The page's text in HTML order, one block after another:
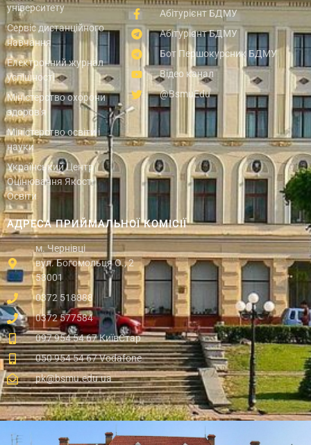
АДРЕСА ПРИЙМАЛЬНОЇ КОМІСІЇ
м. Чернівці
вул. Богомольця О., 2
58001
0372 518888
0372 577584
097 954 54 67 КиївСтар
050 954 54 67 Vodafone
pk@bsmu.edu.ua
Абітурієнт БДМУ
Абітурієнт БДМУ
Бот Першокурсник БДМУ
Відео канал
@BsmuEdu
університету
Сервіс дистанційного
навчання
Електронний журнал
успішності
Міністерство охорони
здоров'я
Міністерство освіти і
науки
Український Центр
Оцінювання Якості
Освіти